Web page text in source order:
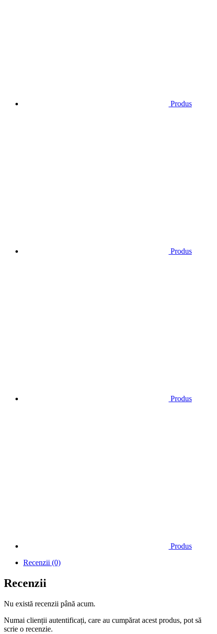
Produs
Produs
Produs
Produs
Recenzii (0)
Recenzii
Nu există recenzii până acum.
Numai clienții autentificați, care au cumpărat acest produs, pot să
scrie o recenzie.